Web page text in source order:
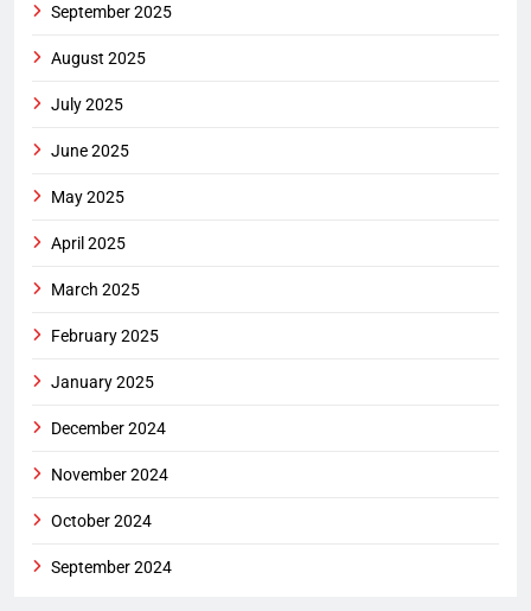
September 2025
August 2025
July 2025
June 2025
May 2025
April 2025
March 2025
February 2025
January 2025
December 2024
November 2024
October 2024
September 2024